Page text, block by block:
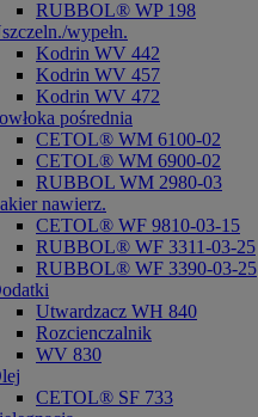
RUBBOL® WP 198
wypełn.
Kodrin WV 442
Kodrin WV 457
Kodrin WV 472
pośrednia
CETOL® WM 6100-02
CETOL® WM 6900-02
RUBBOL WM 2980-03
nawierz.
CETOL® WF 9810-03-15
RUBBOL® WF 3311-03-25
RUBBOL® WF 3390-03-25
Utwardzacz WH 840
Rozcienczalnik
WV 830
CETOL® SF 733